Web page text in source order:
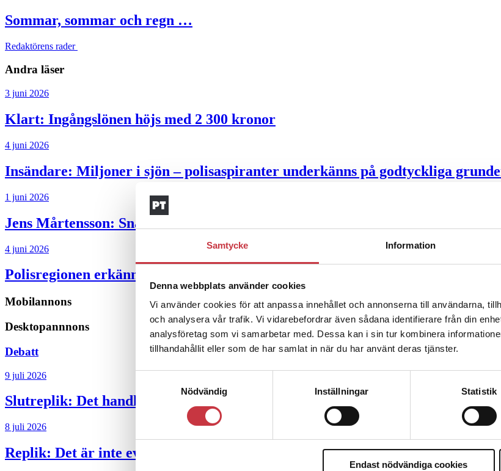
Samtycke Information
Denna webbplats använder cookies
Vi använder cookies för att anpassa innehållet och annonserna till användarna,
och analysera vår trafik. Vi vidarebefordrar även sådana identifierare från din
analysföretag som vi samarbetar med. Dessa kan i sin tur kombinera
tillhandahållit eller som de har samlat in när du har använt deras tjänster.
Nödvändig
Inställningar Statistik
Endast nödvändiga cookies
Sommar, sommar och regn …
Redaktörens rader
Andra läser
3 juni 2026
Klart: Ingångslönen höjs med 2 300 kronor
4 juni 2026
Insändare: Miljoner i sjön – polisaspiranter underkänns på godtyckliga
1 juni 2026
Jens Mårtensson: Snart 20 år i tjänst – nu ska han lära sig grunderna
4 juni 2026
Polisregionen erkänner fel: ”Kommer att rättas till”
Mobilannons
Desktopannnons
Debatt
9 juli 2026
Slutreplik: Det handlar om kunskapsstyrning – inte om forskarnas motiv
8 juli 2026
Replik: Det är inte evidenskrav som bakbinder polisen